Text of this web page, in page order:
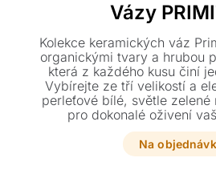
Vázy
Kolekce keramických váz
organickými tvary a hrubou
která z každého kusu činí
Vybírejte ze tří velikostí a
perleťové bílé, světle zelené
pro dokonalé oživení
Na